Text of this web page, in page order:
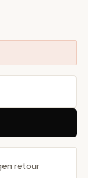
retour